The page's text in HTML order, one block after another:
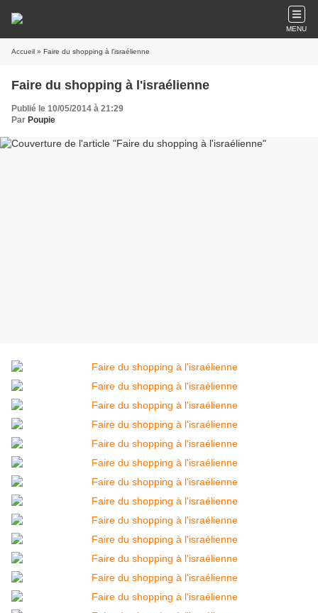
MENU
Accueil » Faire du shopping à l'israélienne
Faire du shopping à l'israélienne
Publié le 10/05/2014 à 21:29
Par Poupie